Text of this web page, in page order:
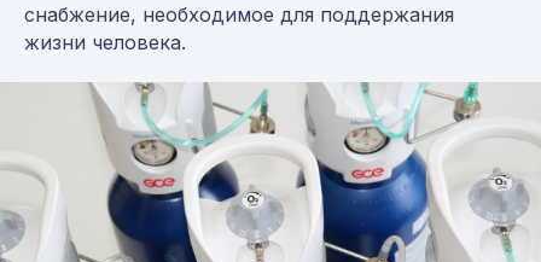
снабжение, необходимое для поддержания
жизни человека.